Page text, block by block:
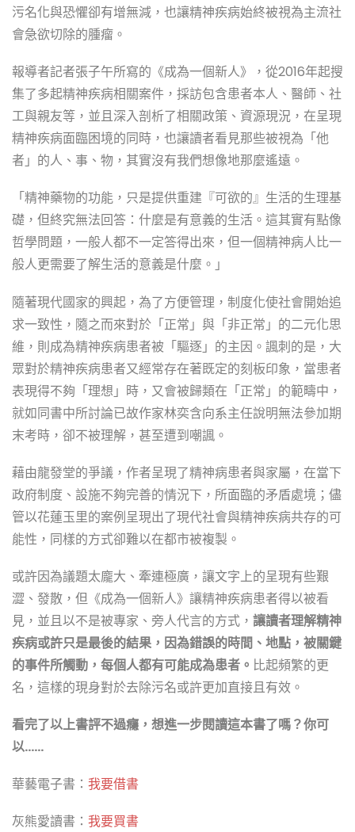
污名化與恐懼卻有增無減，也讓精神疾病始終被視為主流社
會急欲切除的腫瘤。
報導者記者張子午所寫的《成為一個新人》，從2016年起搜
集了多起精神疾病相關案件，採訪包含患者本人、醫師、社
工與親友等，並且深入剖析了相關政策、資源現況，在呈現
精神疾病面臨困境的同時，也讓讀者看見那些被視為「他
者」的人、事、物，其實沒有我們想像地那麼遙遠。
「精神藥物的功能，只是提供重建『可欲的』生活的生理基
礎，但終究無法回答：什麼是有意義的生活。這其實有點像
哲學問題，一般人都不一定答得出來，但一個精神病人比一
般人更需要了解生活的意義是什麼。」
隨著現代國家的興起，為了方便管理，制度化使社會開始追
求一致性，隨之而來對於「正常」與「非正常」的二元化思
維，則成為精神疾病患者被「驅逐」的主因。諷刺的是，大
眾對於精神疾病患者又經常存在著既定的刻板印象，當患者
表現得不夠「理想」時，又會被歸類在「正常」的範疇中，
就如同書中所討論已故作家林奕含向系主任說明無法參加期
末考時，卻不被理解，甚至遭到嘲諷。
藉由龍發堂的爭議，作者呈現了精神病患者與家屬，在當下
政府制度、設施不夠完善的情況下，所面臨的矛盾處境；儘
管以花蓮玉里的案例呈現出了現代社會與精神疾病共存的可
能性，同樣的方式卻難以在都市被複製。
或許因為議題太龐大、牽連極廣，讓文字上的呈現有些艱
澀、發散，但《成為一個新人》讓精神疾病患者得以被看
見，並且以不是被專家、旁人代言的方式， 讓讀者理解精神
疾病或許只是最後的結果，因為錯誤的時間、地點，被關鍵
的事件所觸動，每個人都有可能成為患者。 比起頻繁的更
名，這樣的現身對於去除污名或許更加直接且有效。
看完了以上書評不過癮，想進一步閱讀這本書了嗎？你可
以……
華藝電子書： 我要借書
灰熊愛讀書： 我要買書